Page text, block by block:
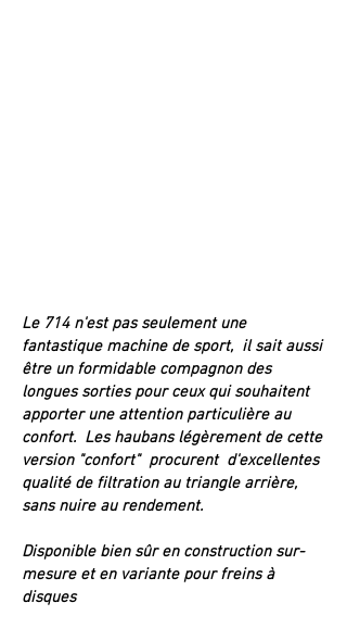
Le 714 n'est pas seulement une
fantastique machine de sport, il sait aussi
être un formidable compagnon des
longues sorties pour ceux qui souhaitent
apporter une attention particulière au
confort. Les haubans légèrement de cette
version "confort" procurent d'excellentes
qualité de filtration au triangle arrière,
sans nuire au rendement.
Disponible bien sûr en construction sur-
mesure et en variante pour freins à
disques